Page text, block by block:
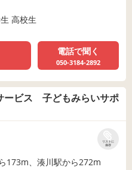
高校生
電話で聞く
050-3184-2892
ービス 子どもみらいサポ
リストに
保存
173m、湊川駅から272m